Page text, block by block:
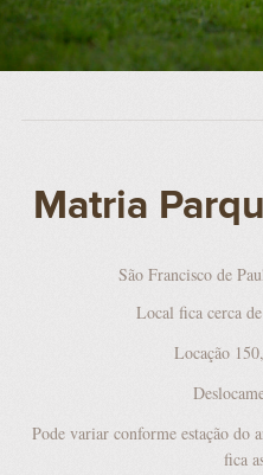
Matria
São Francisco de
Local fica cerca
Locação
Pode variar conforme estação do
fica